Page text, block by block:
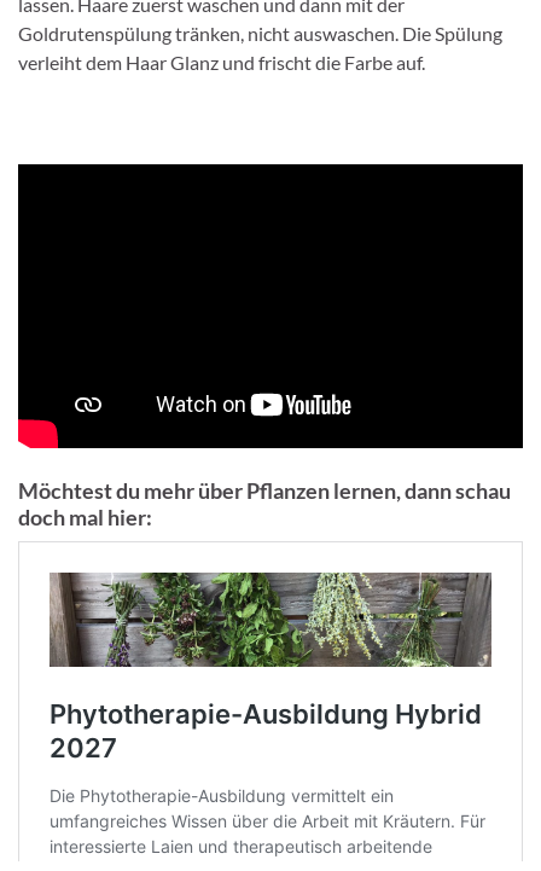
Goldrutenspülung tränken, nicht auswaschen. Die Spülung
verleiht dem Haar Glanz und frischt die Farbe auf.
Möchtest du mehr über Pflanzen lernen, dann schau
doch mal hier: